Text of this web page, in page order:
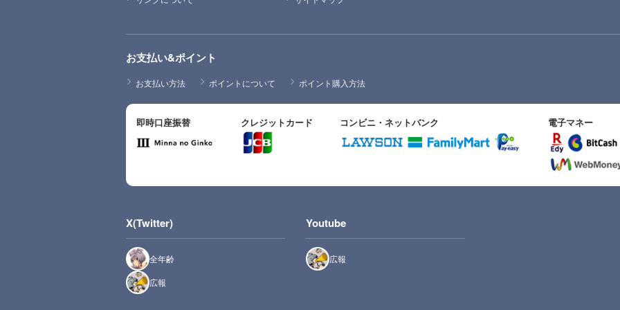
お支払い&ポイント
お支払い方法 ポイントについて ポイント購入方法
即時口座振替 クレジットカード コンビニ・ネットバンク 電子マネー
X(Twitter)
全年齢
広報
Youtube
広報